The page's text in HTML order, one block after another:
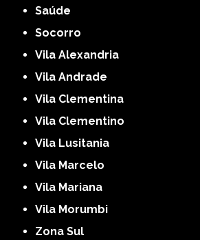
Saúde
Socorro
Vila Alexandria
Vila Andrade
Vila Clementina
Vila Clementino
Vila Lusitania
Vila Marcelo
Vila Mariana
Vila Morumbi
Zona Sul